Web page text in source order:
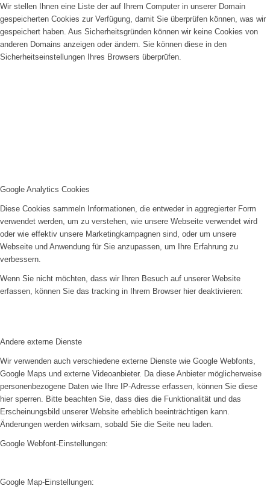
Wir stellen Ihnen eine Liste der auf Ihrem Computer in unserer Domain
gespeicherten Cookies zur Verfügung, damit Sie überprüfen können, was wir
gespeichert haben. Aus Sicherheitsgründen können wir keine Cookies von
anderen Domains anzeigen oder ändern. Sie können diese in den
Sicherheitseinstellungen Ihres Browsers überprüfen.
Google Analytics Cookies
Diese Cookies sammeln Informationen, die entweder in aggregierter Form
verwendet werden, um zu verstehen, wie unsere Webseite verwendet wird
oder wie effektiv unsere Marketingkampagnen sind, oder um unsere
Webseite und Anwendung für Sie anzupassen, um Ihre Erfahrung zu
verbessern.
Wenn Sie nicht möchten, dass wir Ihren Besuch auf unserer Website
erfassen, können Sie das tracking in Ihrem Browser hier deaktivieren:
Andere externe Dienste
Wir verwenden auch verschiedene externe Dienste wie Google Webfonts,
Google Maps und externe Videoanbieter. Da diese Anbieter möglicherweise
personenbezogene Daten wie Ihre IP-Adresse erfassen, können Sie diese
hier sperren. Bitte beachten Sie, dass dies die Funktionalität und das
Erscheinungsbild unserer Website erheblich beeinträchtigen kann.
Änderungen werden wirksam, sobald Sie die Seite neu laden.
Google Webfont-Einstellungen:
Google Map-Einstellungen: